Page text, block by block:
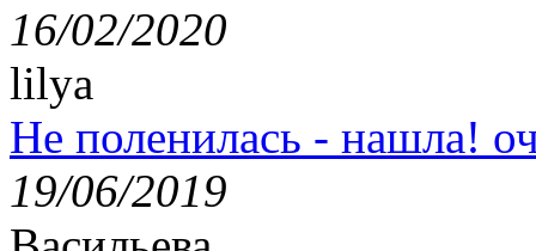
16/02/2020
lilya
Не поленилась - нашла!
19/06/2019